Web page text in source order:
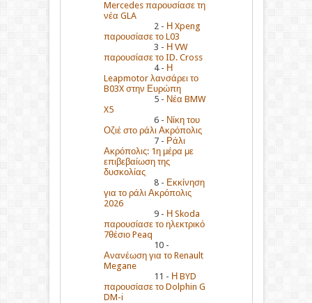
Mercedes παρουσίασε τη
νέα GLA
2 - Η Xpeng
παρουσίασε το L03
3 - Η VW
παρουσίασε το ID. Cross
4 - Η
Leapmotor λανσάρει το
B03X στην Ευρώπη
5 - Νέα BMW
X5
6 - Νίκη του
Οζιέ στο ράλι Ακρόπολις
7 - Ράλι
Ακρόπολις: 1η μέρα με
επιβεβαίωση της
δυσκολίας
8 - Εκκίνηση
για το ράλι Ακρόπολις
2026
9 - Η Skoda
παρουσίασε το ηλεκτρικό
7θέσιο Peaq
10 -
Ανανέωση για το Renault
Megane
11 - Η BYD
παρουσίασε το Dolphin G
DM-i